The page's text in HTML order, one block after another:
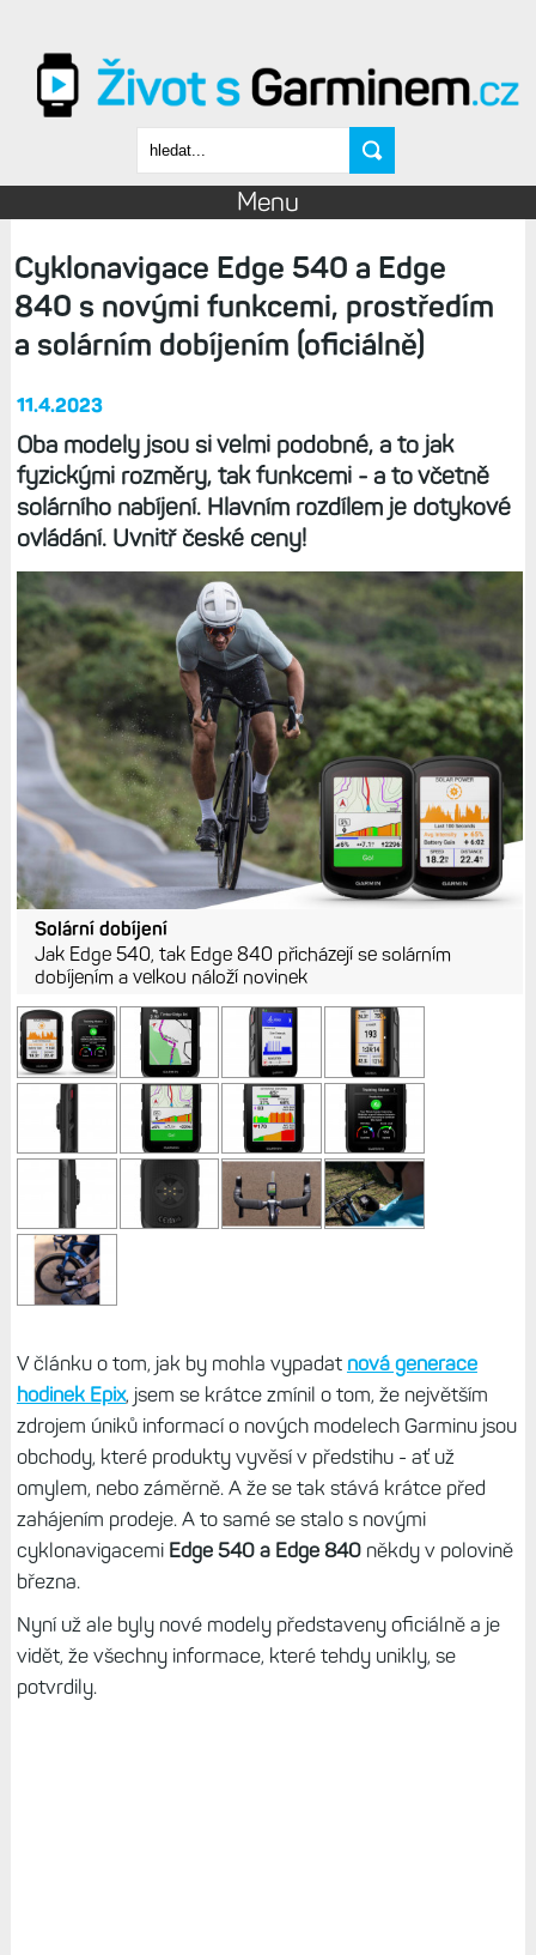
Vyhledávání
Menu
Cyklonavigace Edge 540 a Edge
840 s novými funkcemi, prostředím
a solárním dobíjením (oficiálně)
11.4.2023
Oba modely jsou si velmi podobné, a to jak
fyzickými rozměry, tak funkcemi - a to včetně
solárního nabíjení. Hlavním rozdílem je dotykové
ovládání. Uvnitř české ceny!
Solární dobíjení
Jak Edge 540, tak Edge 840 přicházejí se solárním
dobíjením a velkou náloží novinek
V článku o tom, jak by mohla vypadat nová generace
hodinek Epix, jsem se krátce zmínil o tom, že největším
zdrojem úniků informací o nových modelech Garminu jsou
obchody, které produkty vyvěsí v předstihu - ať už
omylem, nebo záměrně. A že se tak stává krátce před
zahájením prodeje. A to samé se stalo s novými
cyklonavigacemiEdge 540 a Edge 840 někdy v polovině
března.
Nyní už ale byly nové modely představeny oficiálně a je
vidět, že všechny informace, které tehdy unikly, se
potvrdily.